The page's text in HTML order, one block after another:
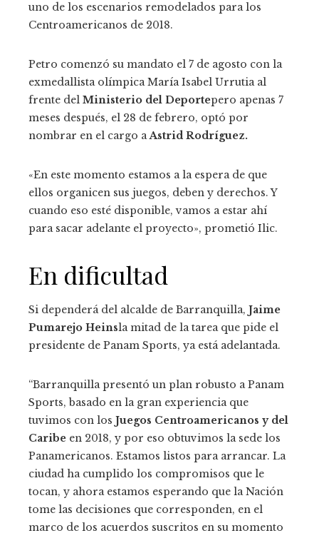
uno de los escenarios remodelados para los
Centroamericanos de 2018.
Petro comenzó su mandato el 7 de agosto con la
exmedallista olímpica María Isabel Urrutia al
frente del Ministerio del Deportepero apenas 7
meses después, el 28 de febrero, optó por
nombrar en el cargo aAstrid Rodríguez.
«En este momento estamos a la espera de que
ellos organicen sus juegos, deben y derechos. Y
cuando eso esté disponible, vamos a estar ahí
para sacar adelante el proyecto», prometió Ilic.
En dificultad
Si dependerá del alcalde de Barranquilla, Jaime
Pumarejo Heinsla mitad de la tarea que pide el
presidente de Panam Sports, ya está adelantada.
“Barranquilla presentó un plan robusto a Panam
Sports, basado en la gran experiencia que
tuvimos con los Juegos Centroamericanos y del
Caribe en 2018, y por eso obtuvimos la sede los
Panamericanos. Estamos listos para arrancar. La
ciudad ha cumplido los compromisos que le
tocan, y ahora estamos esperando que la Nación
tome las decisiones que corresponden, en el
marco de los acuerdos suscritos en su momento